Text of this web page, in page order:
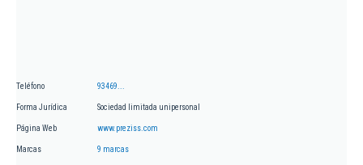
Teléfono 93469...
Forma Jurídica Sociedad limitada unipersonal
Página Web www.preziss.com
Marcas 9 marcas